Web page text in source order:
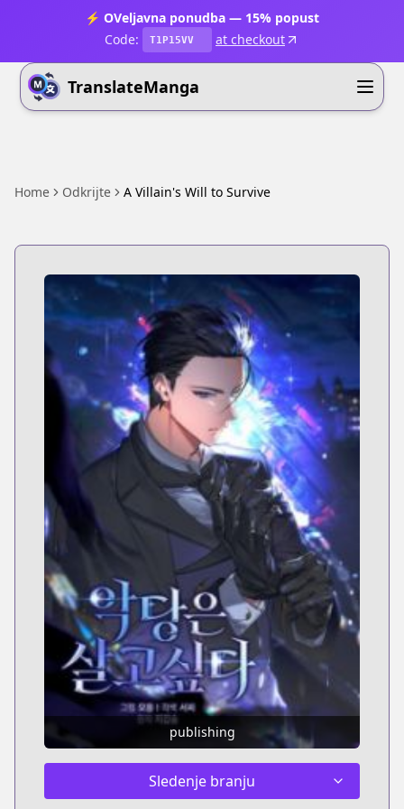
⚡ OVeljavna ponudba — 15% popust
Code:
T1P15VV at checkout
TranslateManga
Home Odkrijte A Villain's Will to Survive
publishing
Sledenje branju